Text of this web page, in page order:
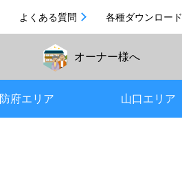
よくある質問 各種ダウンロード
防府エリア 山口エリア
オーナー様へ